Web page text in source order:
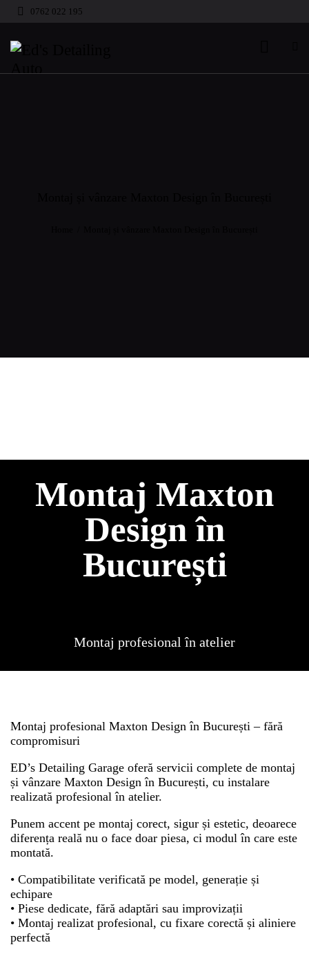
0762 022 195
Montaj Maxton
Design în
București
Montaj profesional în atelier
Montaj profesional Maxton Design în București – fără
compromisuri
ED’s Detailing Garage oferă servicii complete de montaj
și vânzare Maxton Design în București, cu instalare
realizată profesional în atelier.
Punem accent pe montaj corect, sigur și estetic, deoarece
diferența reală nu o face doar piesa, ci modul în care este
montată.
• Compatibilitate verificată pe model, generație și
echipare
• Piese dedicate, fără adaptări sau improvizații
• Montaj realizat profesional, cu fixare corectă și aliniere
perfectă